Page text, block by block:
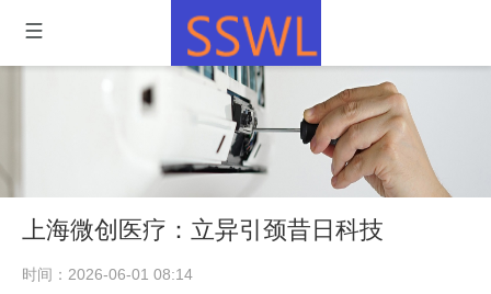
上海微创医疗：立异引颈昔日科技
时间：2026-06-01 08:14